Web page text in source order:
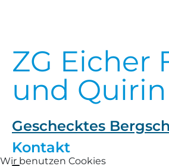
ZG Eicher
und Quirin
Geschecktes
Kontakt
Wir benutzen Cookies
Links Züchter-Internetseiten
Preisrichter in Bayern
Futtrationsrechner
Neueinsteiger
Weißes Bergschaf
Rouge de Roussillon
Schwarzes Villnösser Schaf
Scottish Blackface